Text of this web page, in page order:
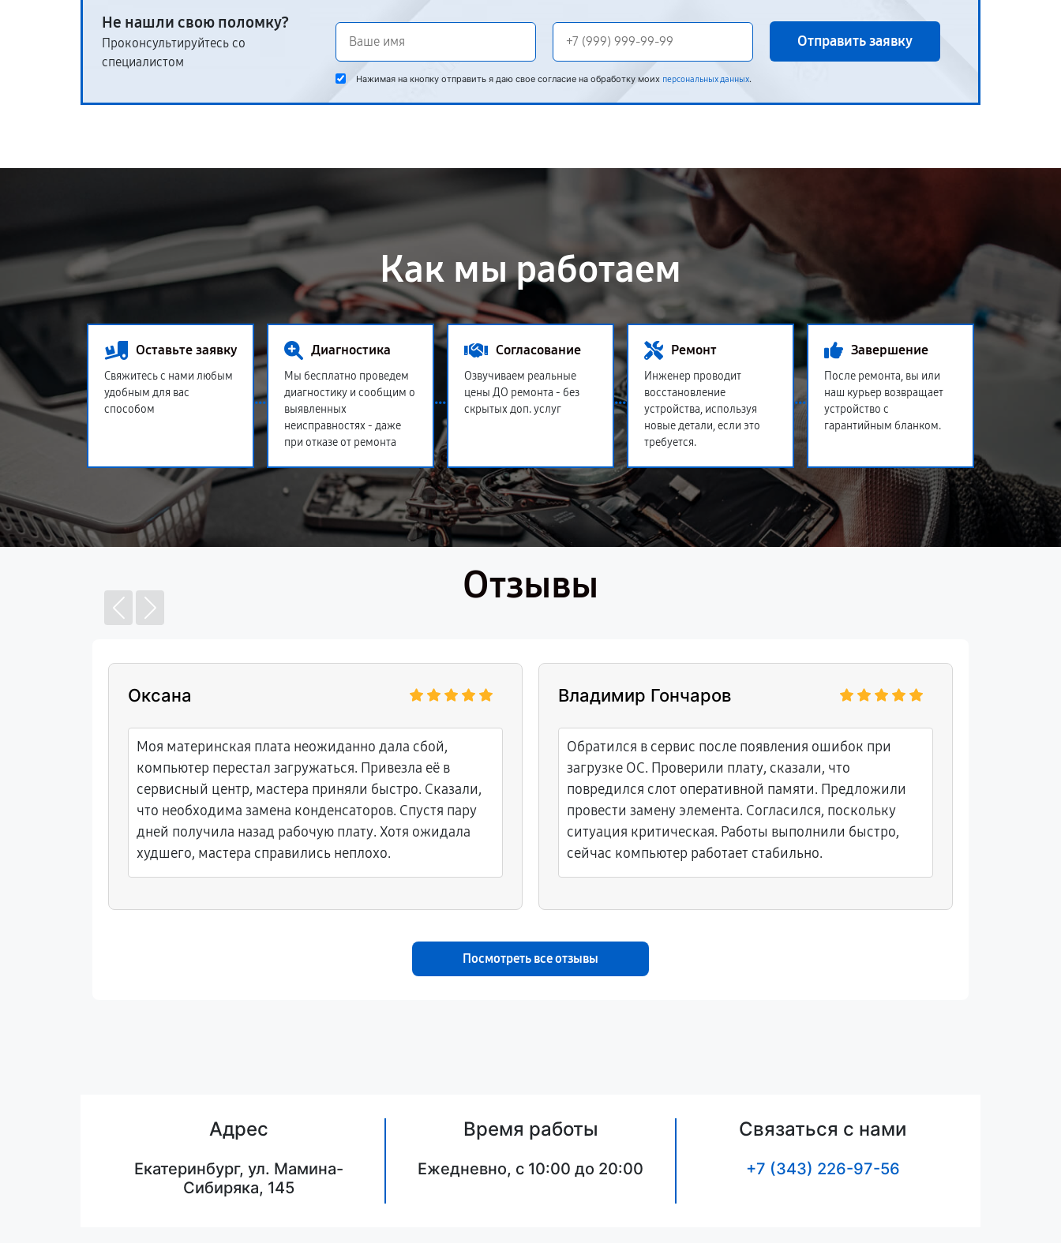
Не нашли свою поломку?
Проконсультируйтесь со
специалистом
Отправить заявку
Нажимая на кнопку отправить я даю свое согласие на обработку моих персональных данных.
Как мы работаем
Оставьте заявку
Свяжитесь с нами любым
удобным для вас
способом
Диагностика
Мы бесплатно проведем
диагностику и сообщим о
выявленных
неисправностях - даже
при отказе от ремонта
Согласование
Озвучиваем реальные
цены ДО ремонта - без
скрытых доп. услуг
Ремонт
Инженер проводит
восстановление
устройства, используя
новые детали, если это
требуется.
Завершение
После ремонта, вы или
наш курьер возвращает
устройство с
гарантийным бланком.
Отзывы
Оксана
Моя материнская плата неожиданно дала сбой,
компьютер перестал загружаться. Привезла её в
сервисный центр, мастера приняли быстро. Сказали,
что необходима замена конденсаторов. Спустя пару
дней получила назад рабочую плату. Хотя ожидала
худшего, мастера справились неплохо.
Владимир Гончаров
Обратился в сервис после появления ошибок при
загрузке ОС. Проверили плату, сказали, что
повредился слот оперативной памяти. Предложили
провести замену элемента. Согласился, поскольку
ситуация критическая. Работы выполнили быстро,
сейчас компьютер работает стабильно.
Посмотреть все отзывы
Адрес
Екатеринбург, ул. Мамина-
Сибиряка, 145
Время работы
Ежедневно, с 10:00 до 20:00
Связаться с нами
+7 (343) 226-97-56